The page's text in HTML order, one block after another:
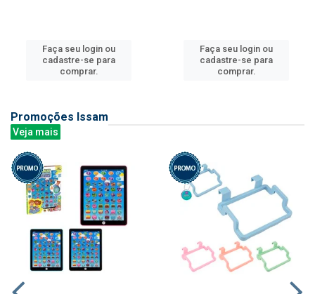
Faça seu login ou
cadastre-se para
comprar.
Faça seu login ou
cadastre-se para
comprar.
Promoções Issam
Veja mais